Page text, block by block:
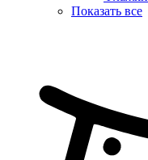
Показать все